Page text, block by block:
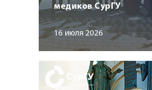
медиков СурГУ
16 июля 2026